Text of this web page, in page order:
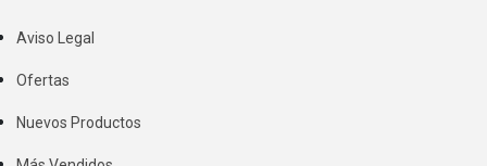
Aviso Legal
Ofertas
Nuevos Productos